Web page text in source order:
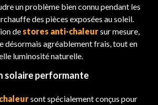
un problème bien connu pendant les
des pièces exposées au soleil.
destores anti-chaleursur mesure,
désormais agréablement frais, tout en
luminosité naturelle.
solaire performante
sont spécialement conçus pour